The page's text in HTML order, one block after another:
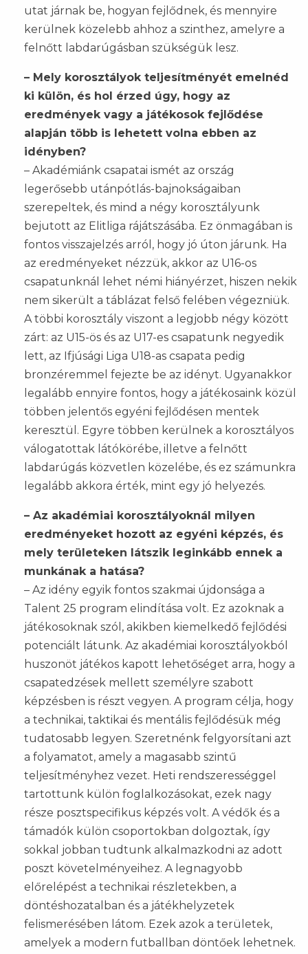
utat járnak be, hogyan fejlődnek, és mennyire
kerülnek közelebb ahhoz a szinthez, amelyre a
felnőtt labdarúgásban szükségük lesz.
– Mely korosztályok teljesítményét emelnéd
ki külön, és hol érzed úgy, hogy az
eredmények vagy a játékosok fejlődése
alapján több is lehetett volna ebben az
idényben?
– Akadémiánk csapatai ismét az ország
legerősebb utánpótlás-bajnokságaiban
szerepeltek, és mind a négy korosztályunk
bejutott az Elitliga rájátszásába. Ez önmagában is
fontos visszajelzés arról, hogy jó úton járunk. Ha
az eredményeket nézzük, akkor az U16-os
csapatunknál lehet némi hiányérzet, hiszen nekik
nem sikerült a táblázat felső felében végezniük.
A többi korosztály viszont a legjobb négy között
zárt: az U15-ös és az U17-es csapatunk negyedik
lett, az Ifjúsági Liga U18-as csapata pedig
bronzéremmel fejezte be az idényt. Ugyanakkor
legalább ennyire fontos, hogy a játékosaink közül
többen jelentős egyéni fejlődésen mentek
keresztül. Egyre többen kerülnek a korosztályos
válogatottak látókörébe, illetve a felnőtt
labdarúgás közvetlen közelébe, és ez számunkra
legalább akkora érték, mint egy jó helyezés.
– Az akadémiai korosztályoknál milyen
eredményeket hozott az egyéni képzés, és
mely területeken látszik leginkább ennek a
munkának a hatása?
– Az idény egyik fontos szakmai újdonsága a
Talent 25 program elindítása volt. Ez azoknak a
játékosoknak szól, akikben kiemelkedő fejlődési
potenciált látunk. Az akadémiai korosztályokból
huszonöt játékos kapott lehetőséget arra, hogy a
csapatedzések mellett személyre szabott
képzésben is részt vegyen. A program célja, hogy
a technikai, taktikai és mentális fejlődésük még
tudatosabb legyen. Szeretnénk felgyorsítani azt
a folyamatot, amely a magasabb szintű
teljesítményhez vezet. Heti rendszerességgel
tartottunk külön foglalkozásokat, ezek nagy
része posztspecifikus képzés volt. A védők és a
támadók külön csoportokban dolgoztak, így
sokkal jobban tudtunk alkalmazkodni az adott
poszt követelményeihez. A legnagyobb
előrelépést a technikai részletekben, a
döntéshozatalban és a játékhelyzetek
felismerésében látom. Ezek azok a területek,
amelyek a modern futballban döntőek lehetnek.